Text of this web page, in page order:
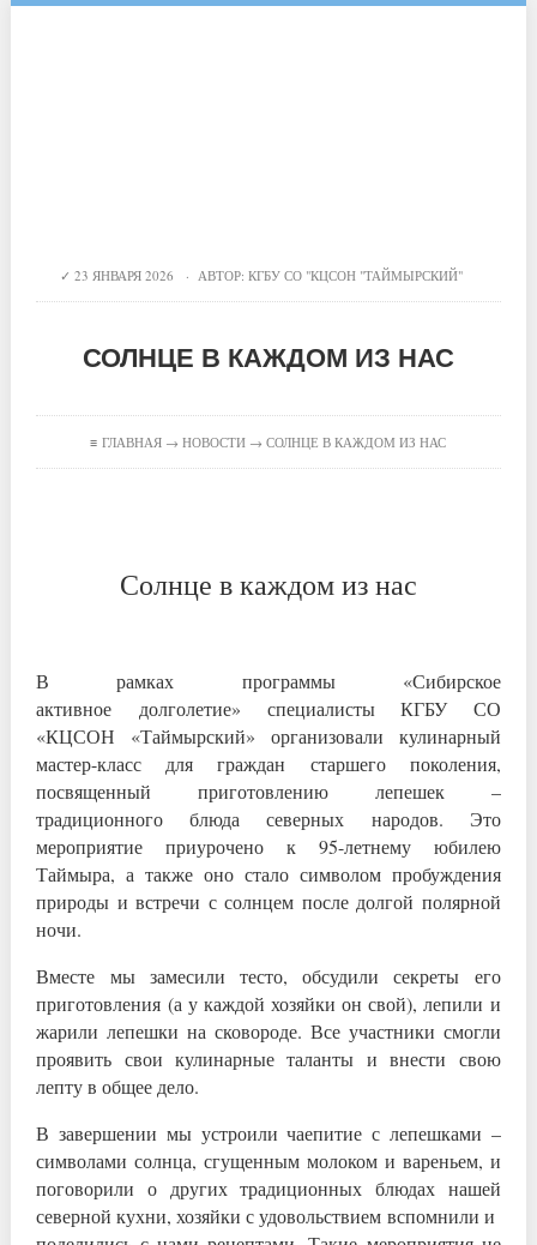
23 ЯНВАРЯ 2026 · АВТОР:КГБУ СО "КЦСОН "ТАЙМЫРСКИЙ"
СОЛНЦЕ В КАЖДОМ ИЗ НАС
≡ГЛАВНАЯ →НОВОСТИ → СОЛНЦЕ В КАЖДОМ ИЗ НАС
Солнце в каждом из нас
В рамках программы «Сибирское
активное долголетие» специалисты КГБУ СО
«КЦСОН «Таймырский» организовали кулинарный
мастер-класс для граждан старшего поколения,
посвященный приготовлению лепешек –
традиционного блюда северных народов. Это
мероприятие приурочено к 95-летнему юбилею
Таймыра, а также оно стало символом пробуждения
природы и встречи с солнцем после долгой полярной
ночи.
Вместе мы замесили тесто, обсудили секреты его
приготовления (а у каждой хозяйки он свой), лепили и
жарили лепешки на сковороде. Все участники смогли
проявить свои кулинарные таланты и внести свою
лепту в общее дело.
В завершении мы устроили чаепитие с лепешками –
символами солнца, сгущенным молоком и вареньем, и
поговорили о других традиционных блюдах нашей
северной кухни, хозяйки с удовольствием вспомнили и